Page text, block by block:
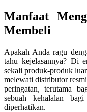
Manfaat
Membeli
Apakah Anda ragu
tahu kejelasannya? Di
sekali produk-produk
melewati distributor
peringatan, terutama
sebuah kehalalan
diperhatikan.